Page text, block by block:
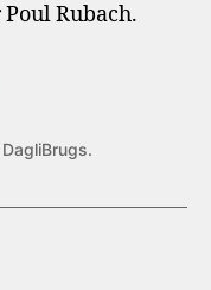
Rubach.